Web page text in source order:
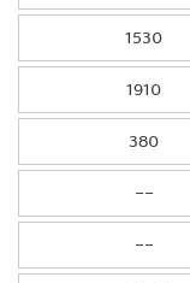
1530
1910
380
--
--